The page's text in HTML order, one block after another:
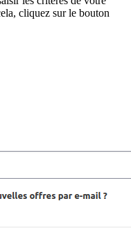
cliquez sur le bouton